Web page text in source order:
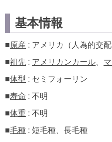
基本情報
■原産 : アメリカ（人為的交配
■祖先 : アメリカンカール
■体型 : セミフォーリン
■寿命 : 不明
■体重 : 不明
■毛種 : 短毛種、長毛種